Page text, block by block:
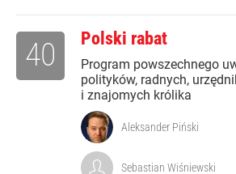
Polski rabat
Program powszechnego
polityków, radnych,
i znajomych królika
40
Aleksander Piński
Sebastian Wiśniewski